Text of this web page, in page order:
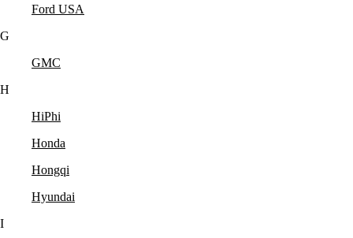
Ford USA
G
GMC
H
HiPhi
Honda
Hongqi
Hyundai
I